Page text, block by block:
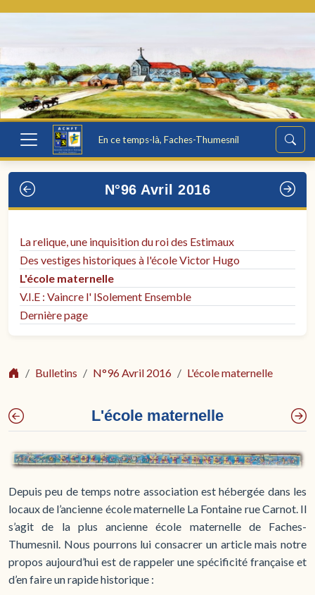
En ce temps-là, Faches-Thumesnil
N°96 Avril 2016
La relique, une inquisition du roi des Estimaux
Des vestiges historiques à l'école Victor Hugo
L'école maternelle
V.I.E : Vaincre l' ISolement Ensemble
Dernière page
Bulletins N°96 Avril 2016 L'école maternelle
L'école maternelle
Depuis peu de temps notre association est hébergée dans les
locaux de l’ancienne école maternelle La Fontaine rue Carnot. Il
s’agit de la plus ancienne école maternelle de Faches-
Thumesnil. Nous pourrons lui consacrer un article mais notre
propos aujourd’hui est de rappeler une spécificité française et
d’en faire un rapide historique :